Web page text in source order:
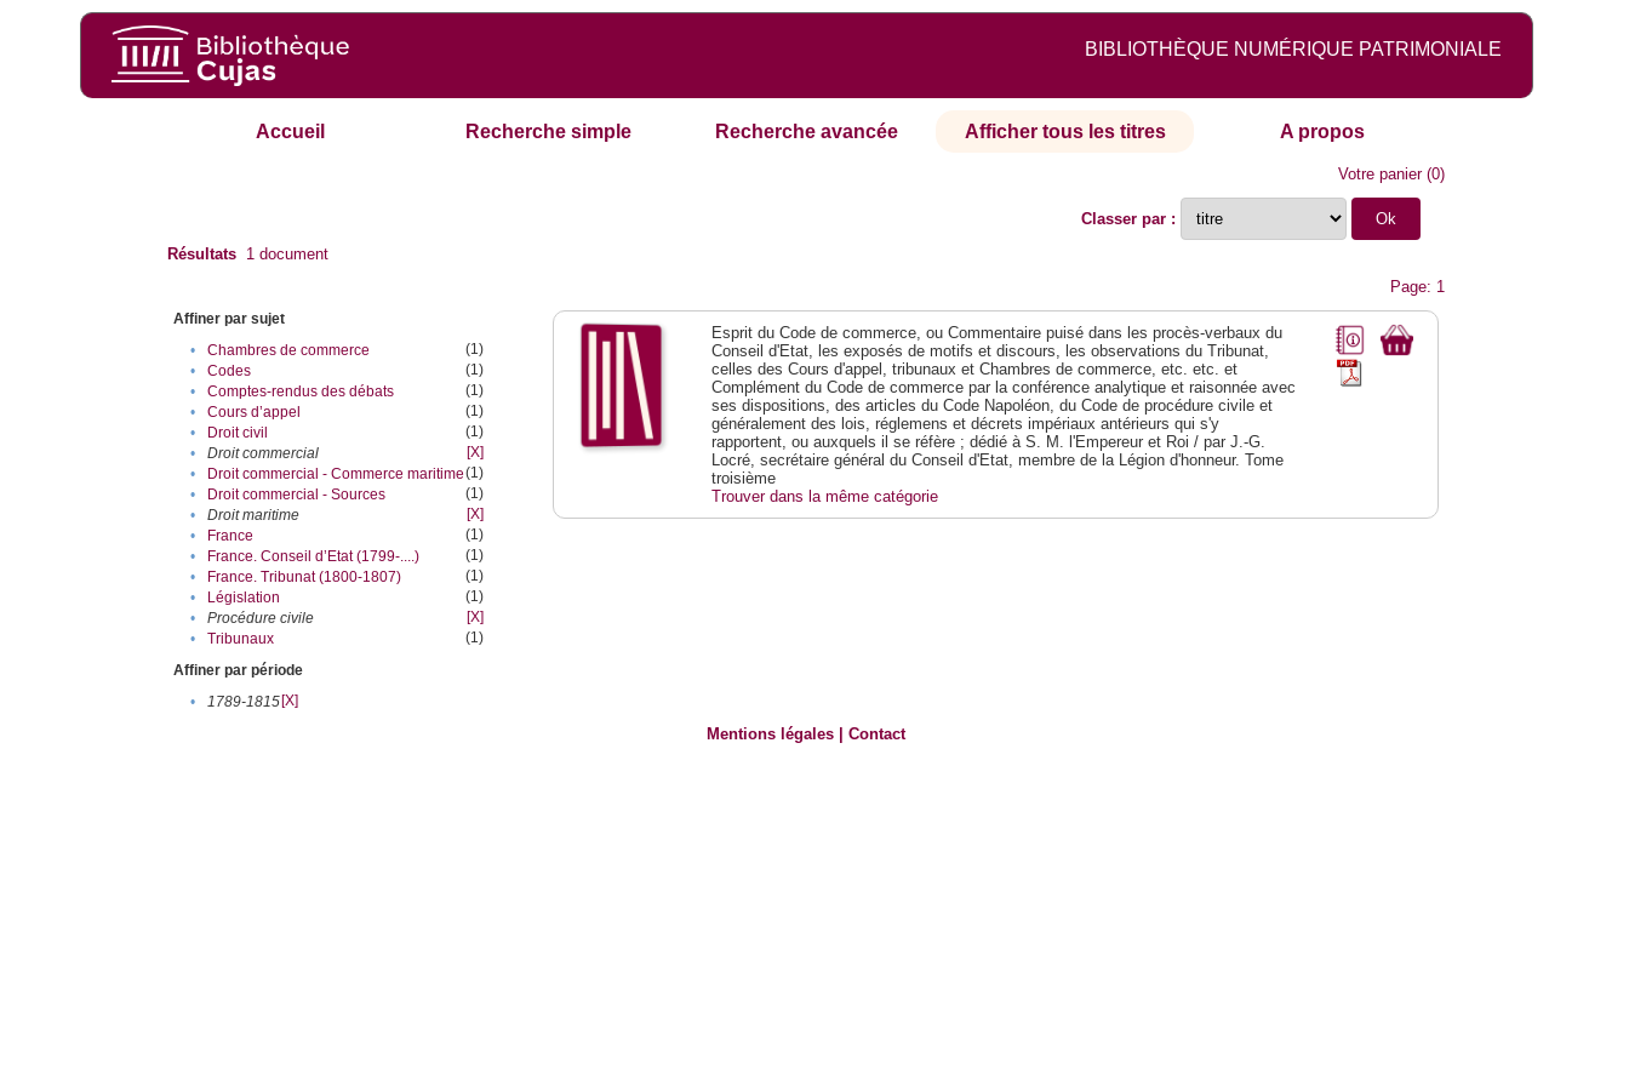
BIBLIOTHÈQUE NUMÉRIQUE PATRIMONIALE
Accueil Recherche simple Recherche avancée Afficher tous les titres A propos
Votre panier(0)
Classer par :
Résultats 1 document
Page: 1
Affiner par sujet
•
Chambres de commerce
(1)
•
Codes
(1)
•
Comptes-rendus des débats
(1)
•
Cours d’appel
(1)
•
Droit civil
(1)
•
Droit commercial
[X]
•
Droit commercial - Commerce maritime(1)
•
Droit commercial - Sources
(1)
•
Droit maritime
[X]
•
France
(1)
•
France. Conseil d’Etat (1799-....)
(1)
•
France. Tribunat (1800-1807)
(1)
•
Législation
(1)
•
Procédure civile
[X]
•
Tribunaux
(1)
Affiner par période
•
1789-1815[X]
Esprit du Code de commerce, ou Commentaire puisé dans les procès-verbaux du
Conseil d'Etat, les exposés de motifs et discours, les observations du Tribunat,
celles des Cours d'appel, tribunaux et Chambres de commerce, etc. etc. et
Complément du Code de commerce par la conférence analytique et raisonnée avec
ses dispositions, des articles du Code Napoléon, du Code de procédure civile et
généralement des lois, réglemens et décrets impériaux antérieurs qui s'y
rapportent, ou auxquels il se réfère ; dédié à S. M. l'Empereur et Roi / par J.-G.
Locré, secrétaire général du Conseil d'Etat, membre de la Légion d'honneur. Tome
troisième
Trouver dans la même catégorie
Mentions légales |Contact